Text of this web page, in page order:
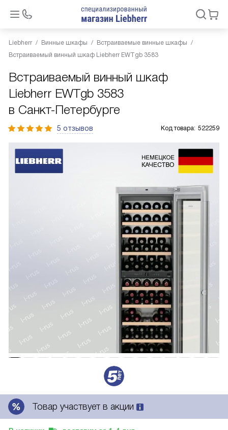
Liebherr Винные шкафы
Встраиваемые винные шкафы
Встраиваемый винный шкаф Liebherr EWTgb 3583
Встраиваемый винный шкаф
Liebherr EWTgb 3583
в Санкт-Петербурге
5 отзывов Код товара: 522259
Товар участвует в акции